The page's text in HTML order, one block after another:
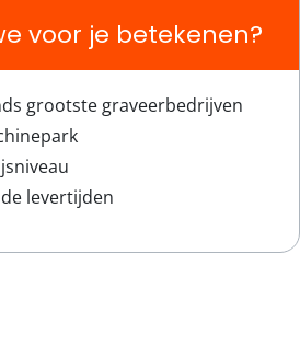
voor je betekenen?
grootste graveerbedrijven
levertijden